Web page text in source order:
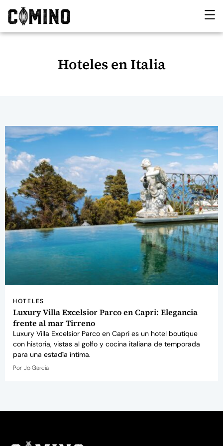
Hoteles en Italia
HOTELES
Luxury Villa Excelsior Parco en Capri: Elegancia
frente al mar Tirreno
Luxury Villa Excelsior Parco en Capri es un hotel boutique
con historia, vistas al golfo y cocina italiana de temporada
para una estadía íntima.
Por Jo Garcia